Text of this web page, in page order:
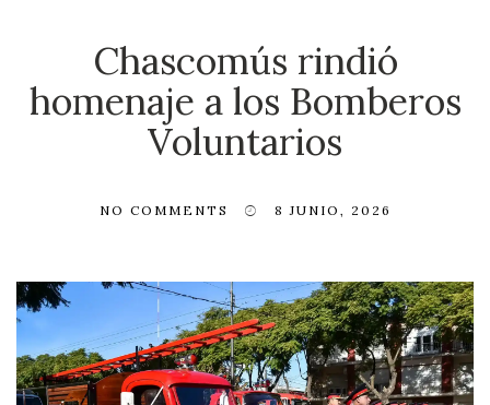
Chascomús rindió
homenaje a los Bomberos
Voluntarios
NO COMMENTS 8 JUNIO, 2026